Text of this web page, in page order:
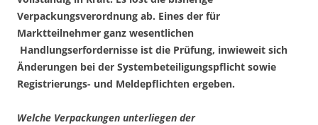
Verpackungsverordnung ab. Eines der für
Marktteilnehmer ganz wesentlichen
Handlungserfordernisse ist die Prüfung, inwieweit sich
Änderungen bei der Systembeteiligungspflicht sowie
Registrierungs- und Meldepflichten ergeben.
Welche Verpackungen unterliegen der